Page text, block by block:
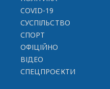
COVID-19
СУСПІЛЬСТВО
СПОРТ
ОФІЦІЙНО
ВІДЕО
СПЕЦПРОЄКТИ